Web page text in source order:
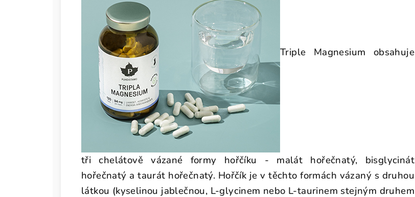
Triple Magnesium obsahuje
tři chelátově vázané formy hořčíku - malát hořečnatý, bisglycinát
hořečnatý a taurát hořečnatý. Hořčík je v těchto formách vázaný s druhou
látkou (kyselinou jablečnou, L-glycinem nebo L-taurinem stejným druhem